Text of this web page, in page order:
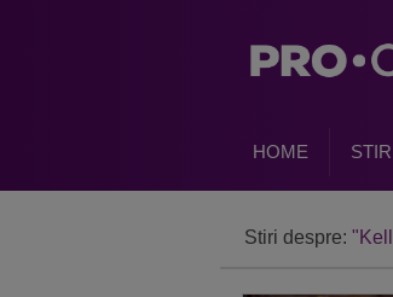
HOME
Stiri despre: